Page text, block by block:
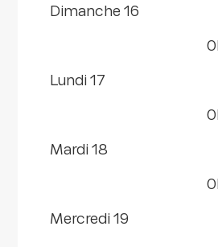
dimanche 16
lundi 17
mardi 18
mercredi 19